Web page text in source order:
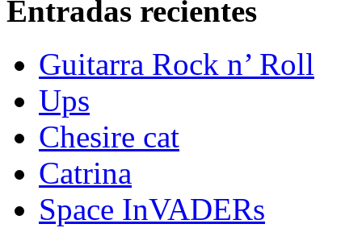
Entradas recientes
Guitarra Rock n’ Roll
Ups
Chesire cat
Catrina
Space InVADERs